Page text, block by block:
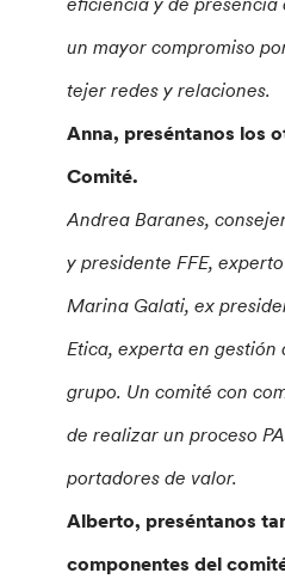
un mayor compromiso
tejer redes y relaciones.
Anna, preséntanos los
Comité.
Andrea Baranes,
y presidente FFE,
Marina Galati, ex
Etica, experta en gestión
grupo. Un comité con
de realizar un proceso
portadores de valor.
Alberto, preséntanos
componentes del